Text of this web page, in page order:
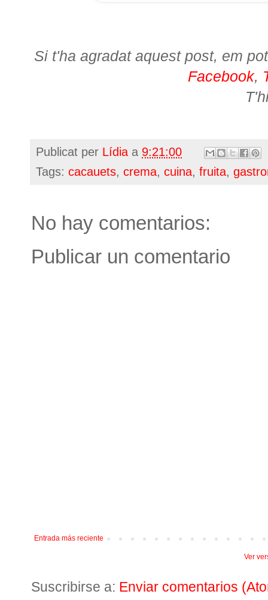
Si t'ha agradat aquest post, em
Facebook,
Publicat per Lídia a 9:21:00
Tags: cacauets, crema, cuina, fruita,
No hay comentarios:
Publicar un comentario
Entrada más reciente
Ver
Suscribirse a: Enviar comentarios